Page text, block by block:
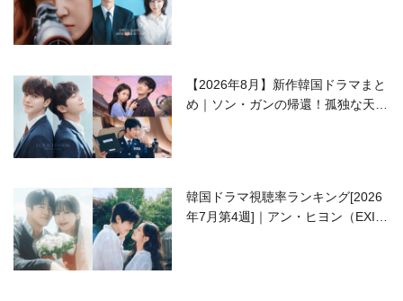
【2026年8月】新作韓国ドラマまと
め｜ソン・ガンの帰還！孤独な天才
韓国ドラマ視聴率ランキング[2026
年7月第4週]｜アン・ヒヨン（EXID